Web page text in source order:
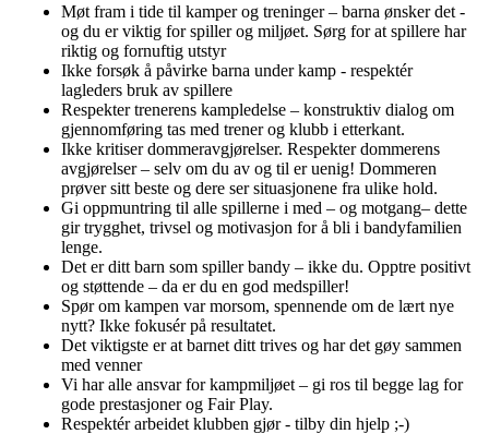
Møt fram i tide til kamper og treninger – barna ønsker det -
og du er viktig for spiller og miljøet. Sørg for at spillere har
riktig og fornuftig utstyr
Ikke forsøk å påvirke barna under kamp - respektér
lagleders bruk av spillere
Respekter trenerens kampledelse – konstruktiv dialog om
gjennomføring tas med trener og klubb i etterkant.
Ikke kritiser dommeravgjørelser. Respekter dommerens
avgjørelser – selv om du av og til er uenig! Dommeren
prøver sitt beste og dere ser situasjonene fra ulike hold.
Gi oppmuntring til alle spillerne i med – og motgang– dette
gir trygghet, trivsel og motivasjon for å bli i bandyfamilien
lenge.
Det er ditt barn som spiller bandy – ikke du. Opptre positivt
og støttende – da er du en god medspiller!
Spør om kampen var morsom, spennende om de lært nye
nytt? Ikke fokusér på resultatet.
Det viktigste er at barnet ditt trives og har det gøy sammen
med venner
Vi har alle ansvar for kampmiljøet – gi ros til begge lag for
gode prestasjoner og Fair Play.
Respektér arbeidet klubben gjør - tilby din hjelp ;-)